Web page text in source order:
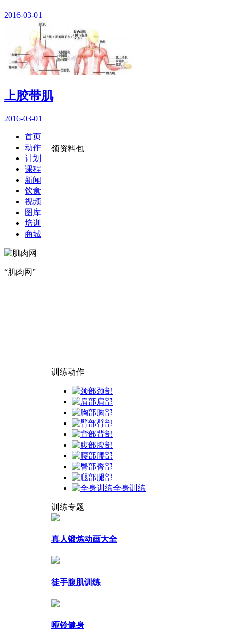
2016-03-01
上胶带肌
2016-03-01
领资料包
训练动作
颈部
肩部
胸部
臂部
背部
腹部
腰部
臀部
腿部
全身训练
训练专题
真人锻炼动画大全
徒手腹肌训练
哑铃健身
首页
动作
计划
课程
新闻
饮食
视频
图库
培训
商城
“肌肉网”